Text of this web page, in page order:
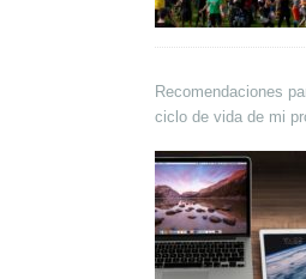
Recomendaciones
ciclo de vida de mi